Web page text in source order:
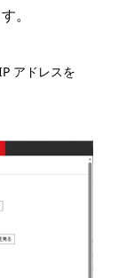
。
アドレスを